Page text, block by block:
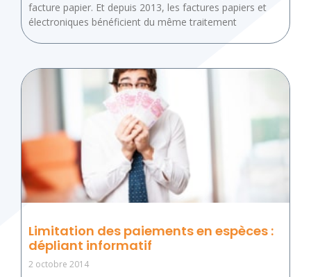
facture papier. Et depuis 2013, les factures papiers et
électroniques bénéficient du même traitement
Limitation des paiements en espèces :
dépliant informatif
2 octobre 2014